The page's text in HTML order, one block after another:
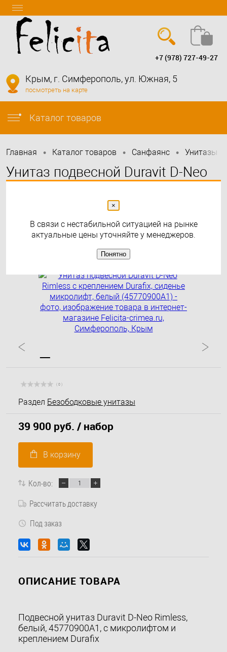
info@felicita-crimea.ru
+7 (978) 727-49-27
Крым, г. Симферополь, ул. Южная, 5
посмотреть на карте
Каталог товаров
Главная • Каталог товаров • Санфаянс • Унитазы
Унитаз подвесной Duravit D-Neo
сиденье микролифт, белый
(45770900A1)
( 0 )
Раздел Безободковые унитазы
39 900 руб. / набор
В корзину
Кол-во:
Рассчитать доставку
Под заказ
ОПИСАНИЕ ТОВАРА
Подвесной унитаз Duravit D-Neo Rimless,
белый, 45770900A1, с микролифтом и
креплением Durafix
×
В связи с нестабильной ситуацией на рынке
актуальные цены уточняйте у менеджеров.
Понятно